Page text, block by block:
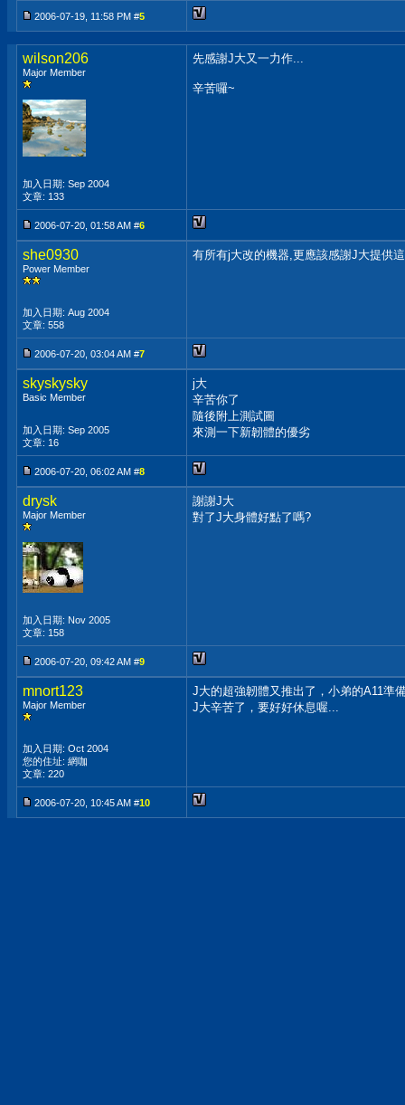
2006-07-19, 11:58 PM #5
wilson206
Major Member
加入日期: Sep 2004
文章: 133
先感謝J大又一力作...
辛苦囉~
2006-07-20, 01:58 AM #6
she0930
Power Member
加入日期: Aug 2004
文章: 558
有所有j大改的機器,更應該感謝J大提供
2006-07-20, 03:04 AM #7
skyskysky
Basic Member
加入日期: Sep 2005
文章: 16
j大
辛苦你了
隨後附上測試圖
來測一下新韌體的優劣
2006-07-20, 06:02 AM #8
drysk
Major Member
加入日期: Nov 2005
文章: 158
謝謝J大
對了J大身體好點了嗎?
2006-07-20, 09:42 AM #9
mnort123
Major Member
加入日期: Oct 2004
您的住址: 網咖
文章: 220
J大的超強韌體又推出了，小弟的A11準
J大辛苦了，要好好休息喔...
2006-07-20, 10:45 AM #10